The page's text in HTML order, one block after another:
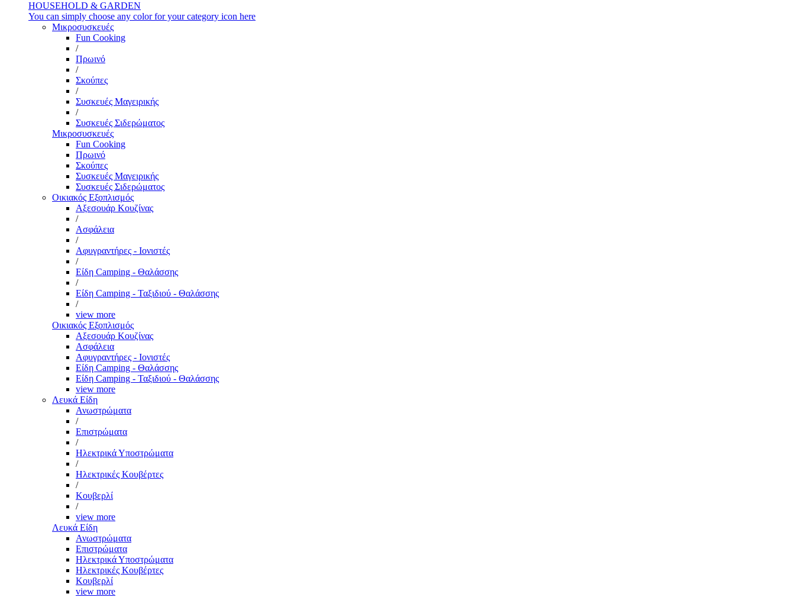
HOUSEHOLD & GARDEN
You can simply choose any color for your category icon here
Μικροσυσκευές
Fun Cooking
/
Πρωινό
/
Σκούπες
/
Συσκευές Μαγειρικής
/
Συσκευές Σιδερώματος
Μικροσυσκευές
Fun Cooking
Πρωινό
Σκούπες
Συσκευές Μαγειρικής
Συσκευές Σιδερώματος
Οικιακός Εξοπλισμός
Αξεσουάρ Κουζίνας
/
Ασφάλεια
/
Αφυγραντήρες - Ιονιστές
/
Είδη Camping - Θαλάσσης
/
Είδη Camping - Ταξιδιού - Θαλάσσης
/
view more
Οικιακός Εξοπλισμός
Αξεσουάρ Κουζίνας
Ασφάλεια
Αφυγραντήρες - Ιονιστές
Είδη Camping - Θαλάσσης
Είδη Camping - Ταξιδιού - Θαλάσσης
view more
Λευκά Είδη
Ανωστρώματα
/
Επιστρώματα
/
Ηλεκτρικά Υποστρώματα
/
Ηλεκτρικές Κουβέρτες
/
Κουβερλί
/
view more
Λευκά Είδη
Ανωστρώματα
Επιστρώματα
Ηλεκτρικά Υποστρώματα
Ηλεκτρικές Κουβέρτες
Κουβερλί
view more